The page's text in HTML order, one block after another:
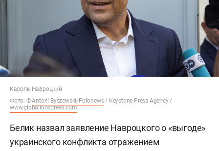
Кароль Навроцкий
Фото: ©Antoni Byszewski/Fotonews/ Keystone Press Agency /
www.globallookpress.com
Белик назвал заявление Навроцкого о «выгоде»
украинского конфликта отражением